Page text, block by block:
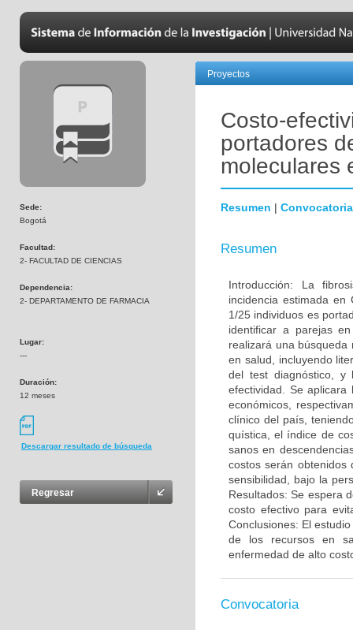
Sede:
Bogotá
Facultad:
2- FACULTAD DE CIENCIAS
Dependencia:
2- DEPARTAMENTO DE FARMACIA
Lugar:
---
Duración:
12 meses
Descargar resultado de búsqueda
Regresar
Proyectos
Costo-
portadores
moleculares
Resumen | Convocatoria
Resumen
Introducción: La
incidencia estimada
1/25 individuos es
identificar a parejas
realizará una búsqueda
en salud, incluyendo
del test diagnóstico, y
efectividad. Se aplicara
económicos,
clínico del país,
quística, el índice de
sanos en
costos serán obtenidos
sensibilidad, bajo la
Resultados: Se espera
costo efectivo para
Conclusiones: El
de los recursos en
enfermedad de alto
Convocatoria